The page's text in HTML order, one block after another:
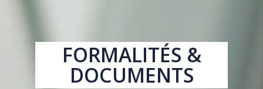
FORMALITÉS &
DOCUMENTS